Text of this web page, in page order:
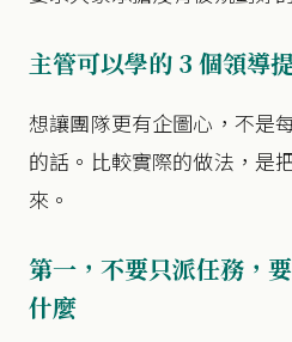
主管可以學的 3 個領導
想讓團隊更有企圖心，不是
的話。比較實際的做法，是
來。
第一，不要只派任務，
什麼